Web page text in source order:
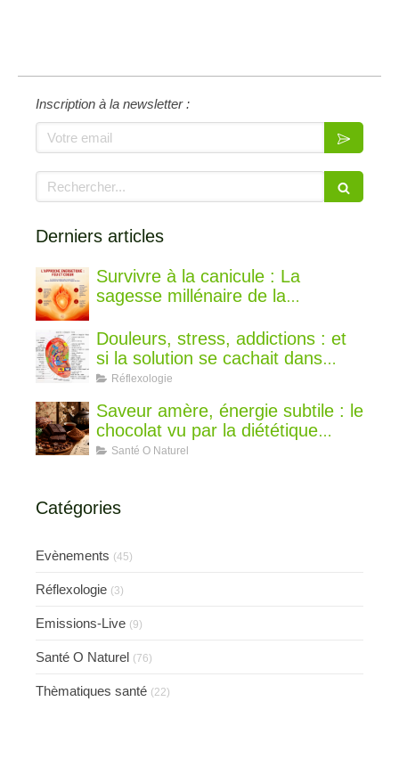
Inscription à la newsletter :
Votre email
Rechercher
Derniers articles
Survivre à la canicule : La
sagesse millénaire de la
frais
Douleurs, stress, addictions : et
si la solution se cachait dans
votre oreille ?
Réflexologie
Saveur amère, énergie subtile : le
chocolat vu par la diététique
chinoise
Santé O Naturel
Catégories
Evènements (45)
Réflexologie (3)
Emissions-Live (9)
Santé O Naturel (76)
Thèmatiques santé (22)